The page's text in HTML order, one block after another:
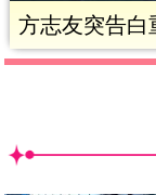
方志友突告白